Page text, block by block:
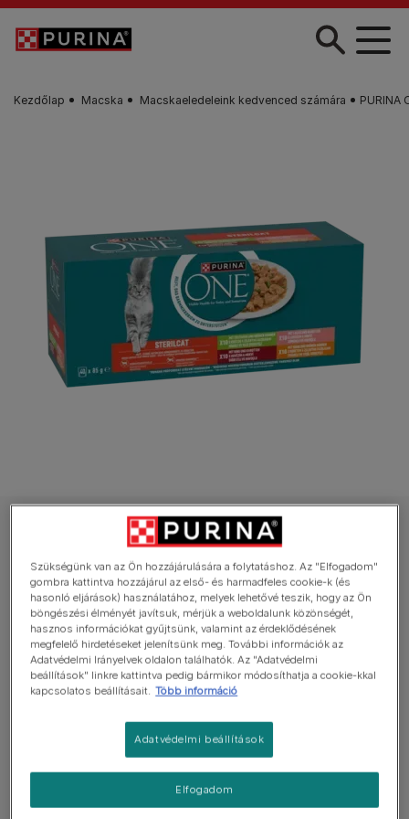
Skip to main content
Kezdőlap Macska Macskaeledeleink kedvenced számára PURINA
PURINA ONE nedves eledel macskáknak
PURINA ONE STERILCAT Mini Filé
szószban,
marhával/lazaccal/pulykával/csirkével
nedves macskaeledel
Átlagosan: 5 (1szavazat)
Elérhető kiszerelés 40x85g
Súlykontroll a magas fehérjetartalomnak
Szükségünk van az Ön hozzájárulására a folytatáshoz. Az "Elfogadom"
gombra kattintva hozzájárul az első- és harmadfeles cookie-k (és
hasonló eljárások) használatához, melyek lehetővé teszik, hogy az Ön
böngészési élményét javítsuk, mérjük a weboldalunk közönségét,
hasznos információkat gyűjtsünk, valamint az érdeklődésének
megfelelő hirdetéseket jelenítsünk meg. További információk az
Adatvédelmi Irányelvek oldalon találhatók. Az "Adatvédelmi
beállítások" linkre kattintva pedig bármikor módosíthatja a cookie-kkal
kapcsolatos beállításait. Több információ
Adatvédelmi beállítások
Elfogadom